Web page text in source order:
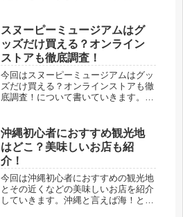
ング・オブ・ハリー・ポッターがオー
プンします。ハリーポッタースタ...
スヌーピーミュージアムはグ
ッズだけ買える？オンライン
ストアも徹底調査！
今回はスヌーピーミュージアムはグッ
ズだけ買える？オンラインストアも徹
底調査！について書いていきます。
南町田グランぺリパークに場所を変え
ています。スヌーピーは子供から...
沖縄初心者におすすめ観光地
はどこ？美味しいお店も紹
介！
今回は沖縄初心者におすすめの観光地
とその近くなどの美味しいお店を紹介
していきます。沖縄と言えば海！とイ